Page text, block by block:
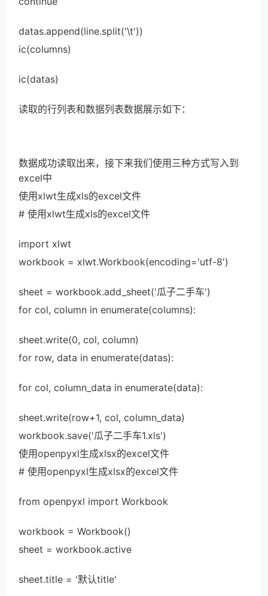
datas.append(line.split('\t'))
ic(columns)
ic(datas)
读取的行列表和数据列表数据展示如下：
数据成功读取出来，接下来我们使用三种方式写入到
excel中
使用xlwt生成xls的excel文件
# 使用xlwt生成xls的excel文件
import xlwt
workbook = xlwt.Workbook(encoding='utf-8')
sheet = workbook.add_sheet('瓜子二手车')
for col, column in enumerate(columns):
sheet.write(0, col, column)
for row, data in enumerate(datas):
for col, column_data in enumerate(data):
sheet.write(row+1, col, column_data)
workbook.save('瓜子二手车1.xls')
使用openpyxl生成xlsx的excel文件
# 使用openpyxl生成xlsx的excel文件
from openpyxl import Workbook
workbook = Workbook()
sheet = workbook.active
sheet.title = '默认title'